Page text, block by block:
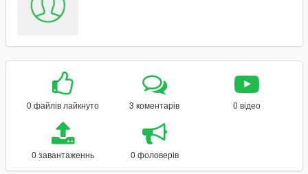
0 файлів лайкнуто 3 коментарів 0 відео
0 завантаженнь 0 фоловерів